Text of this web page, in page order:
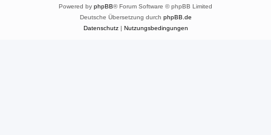
Powered by phpBB® Forum Software © phpBB Limited
Deutsche Übersetzung durch phpBB.de
Datenschutz| Nutzungsbedingungen